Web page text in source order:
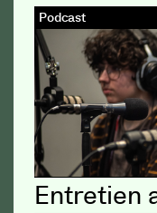
Podcast
Entretien